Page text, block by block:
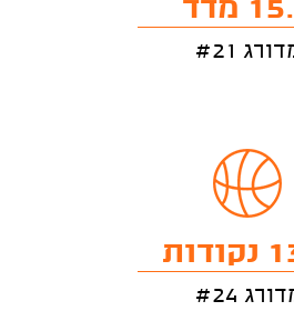
מדד
#21
#24